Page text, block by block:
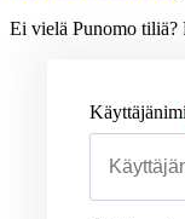
Ei vielä Punomo tiliä?
Käyttäjänimi